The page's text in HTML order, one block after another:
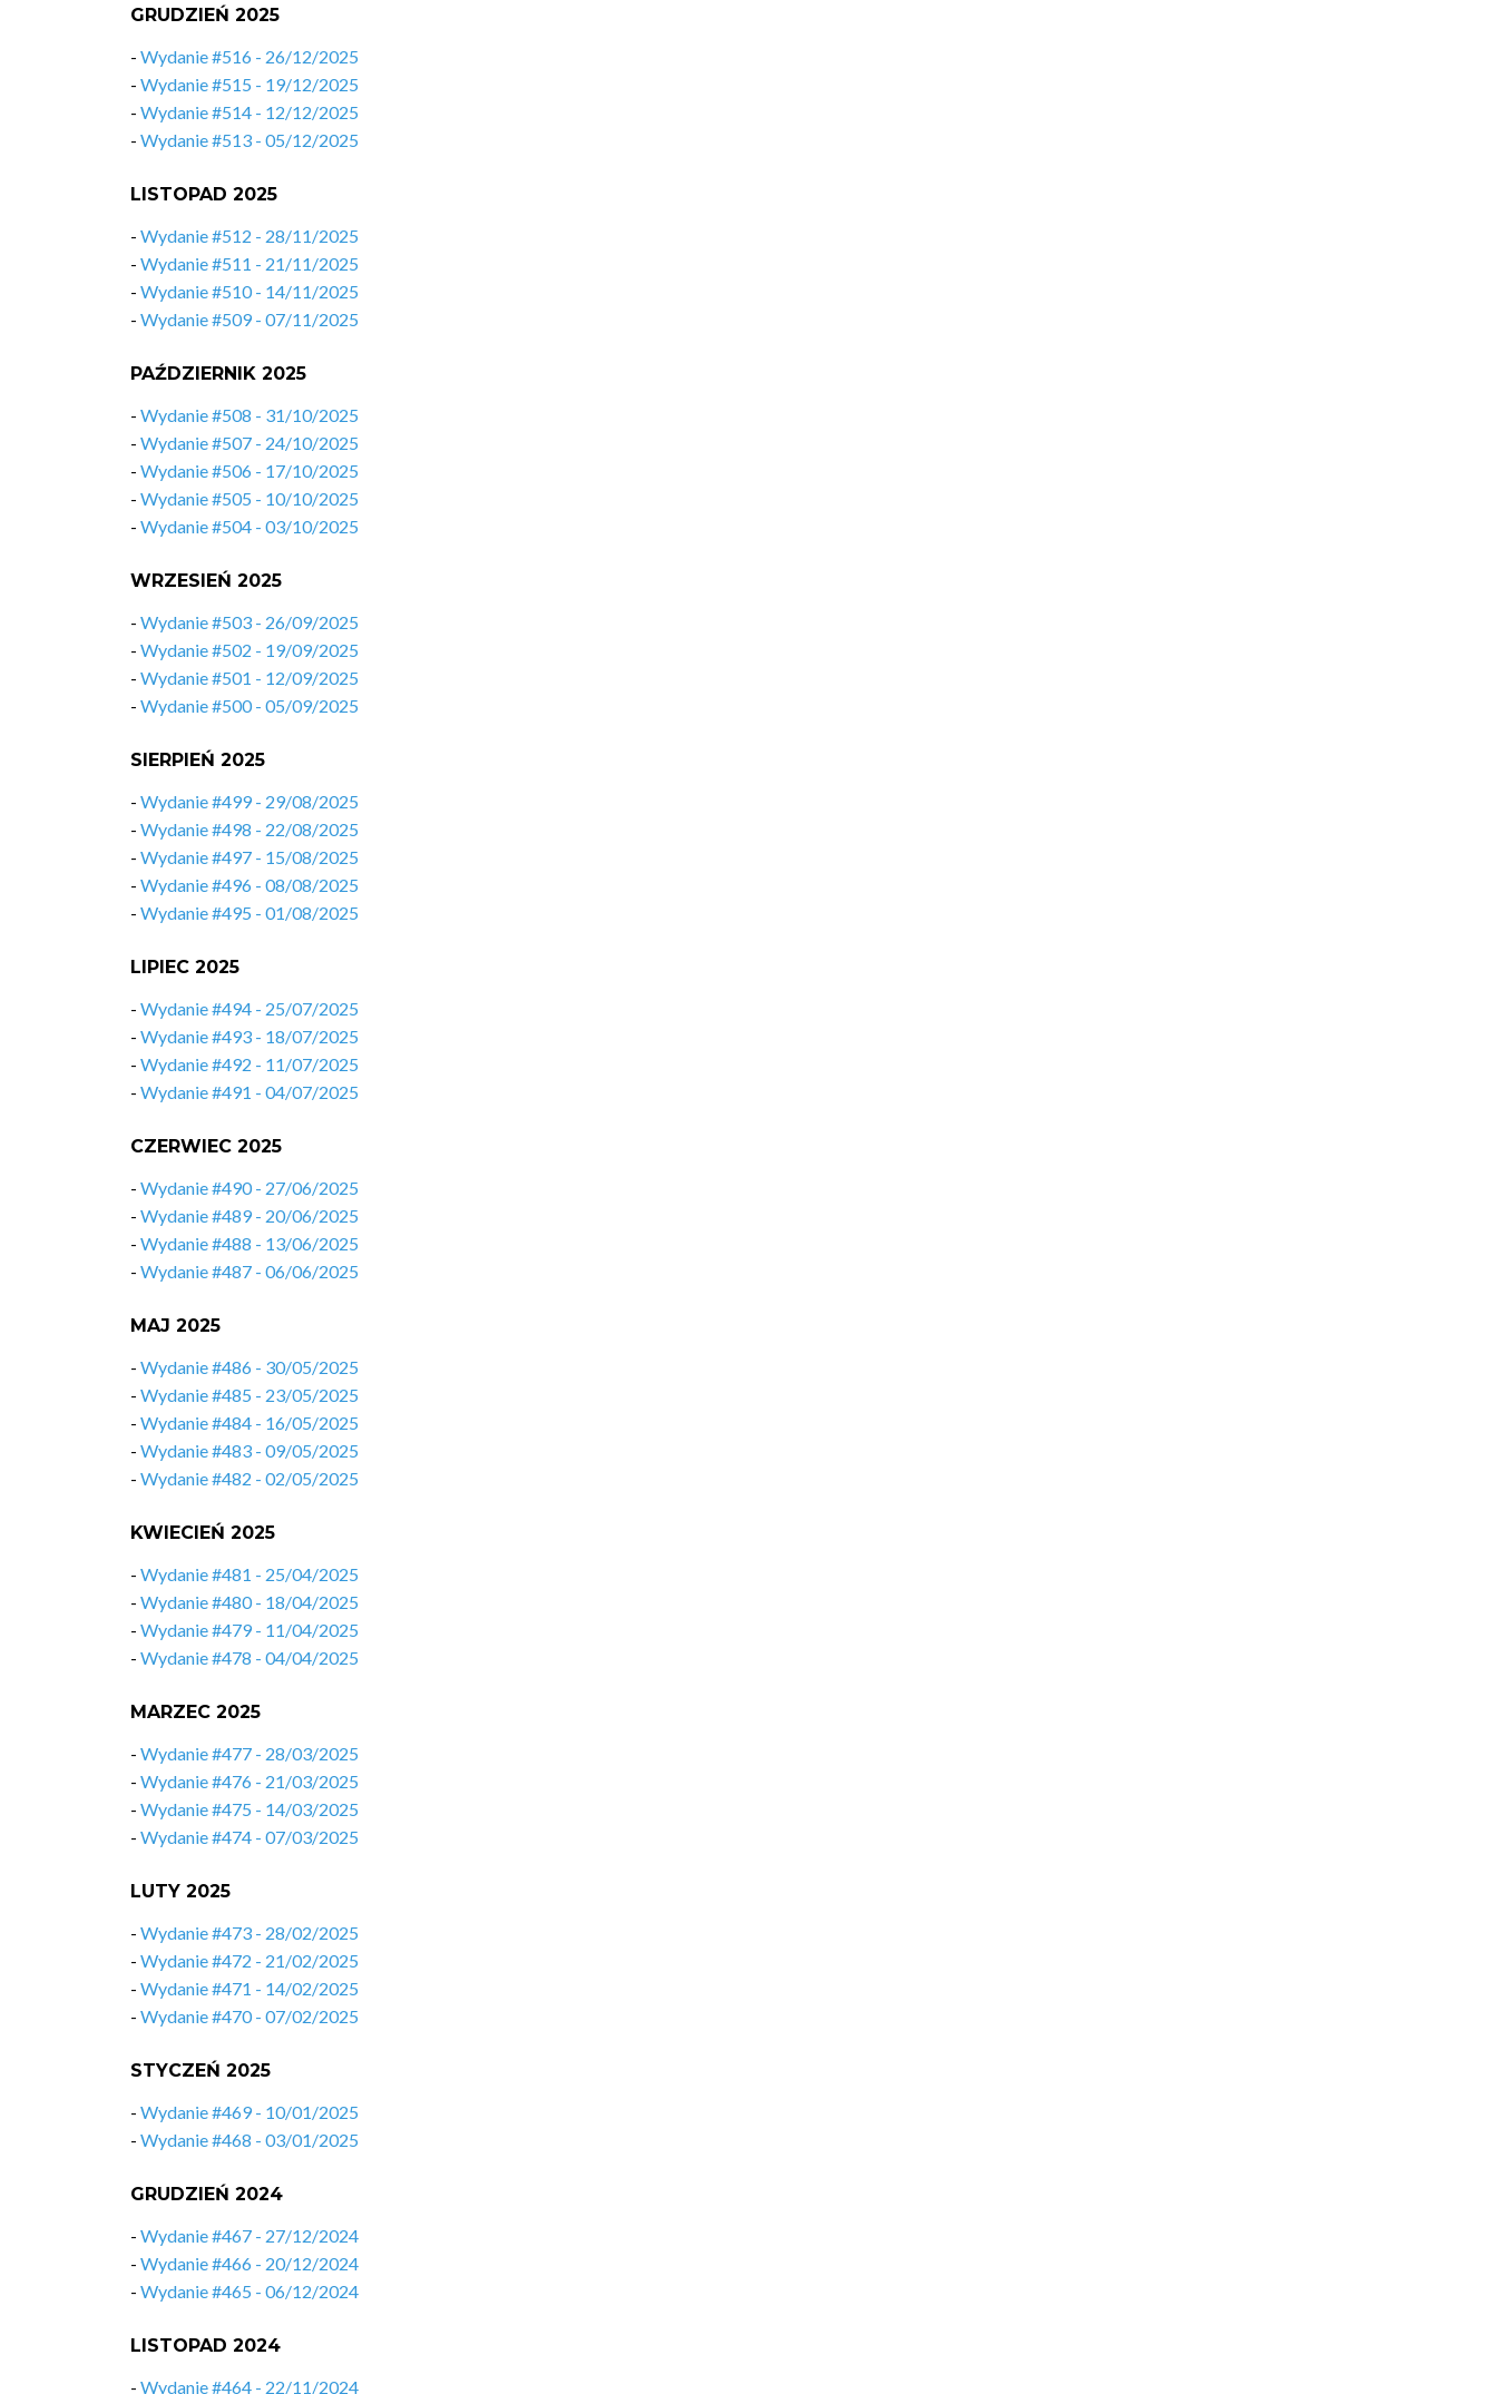
GRUDZIEŃ 2025
- Wydanie #516 - 26/12/2025
- Wydanie #515 - 19/12/2025
- Wydanie #514 - 12/12/2025
- Wydanie #513 - 05/12/2025
LISTOPAD 2025
- Wydanie #512 - 28/11/2025
- Wydanie #511 - 21/11/2025
- Wydanie #510 - 14/11/2025
- Wydanie #509 - 07/11/2025
PAŹDZIERNIK 2025
- Wydanie #508 - 31/10/2025
- Wydanie #507 - 24/10/2025
- Wydanie #506 - 17/10/2025
- Wydanie #505 - 10/10/2025
- Wydanie #504 - 03/10/2025
WRZESIEŃ 2025
- Wydanie #503 - 26/09/2025
- Wydanie #502 - 19/09/2025
- Wydanie #501 - 12/09/2025
- Wydanie #500 - 05/09/2025
SIERPIEŃ 2025
- Wydanie #499 - 29/08/2025
- Wydanie #498 - 22/08/2025
- Wydanie #497 - 15/08/2025
- Wydanie #496 - 08/08/2025
- Wydanie #495 - 01/08/2025
LIPIEC 2025
- Wydanie #494 - 25/07/2025
- Wydanie #493 - 18/07/2025
- Wydanie #492 - 11/07/2025
- Wydanie #491 - 04/07/2025
CZERWIEC 2025
- Wydanie #490 - 27/06/2025
- Wydanie #489 - 20/06/2025
- Wydanie #488 - 13/06/2025
- Wydanie #487 - 06/06/2025
MAJ 2025
- Wydanie #486 - 30/05/2025
- Wydanie #485 - 23/05/2025
- Wydanie #484 - 16/05/2025
- Wydanie #483 - 09/05/2025
- Wydanie #482 - 02/05/2025
KWIECIEŃ 2025
- Wydanie #481 - 25/04/2025
- Wydanie #480 - 18/04/2025
- Wydanie #479 - 11/04/2025
- Wydanie #478 - 04/04/2025
MARZEC 2025
- Wydanie #477 - 28/03/2025
- Wydanie #476 - 21/03/2025
- Wydanie #475 - 14/03/2025
- Wydanie #474 - 07/03/2025
LUTY 2025
- Wydanie #473 - 28/02/2025
- Wydanie #472 - 21/02/2025
- Wydanie #471 - 14/02/2025
- Wydanie #470 - 07/02/2025
STYCZEŃ 2025
- Wydanie #469 - 10/01/2025
- Wydanie #468 - 03/01/2025
GRUDZIEŃ 2024
- Wydanie #467 - 27/12/2024
- Wydanie #466 - 20/12/2024
- Wydanie #465 - 06/12/2024
LISTOPAD 2024
- Wydanie #464 - 22/11/2024